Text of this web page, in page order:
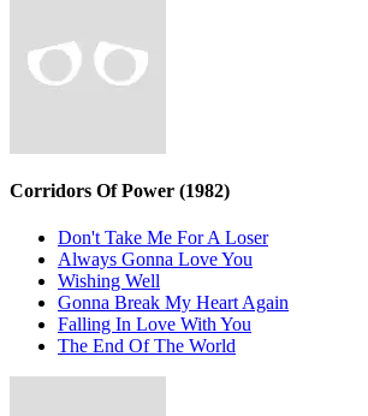
Corridors Of Power (1982)
Don't Take Me For A Loser
Always Gonna Love You
Wishing Well
Gonna Break My Heart Again
Falling In Love With You
The End Of The World